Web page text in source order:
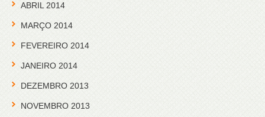
ABRIL 2014
MARÇO 2014
FEVEREIRO 2014
JANEIRO 2014
DEZEMBRO 2013
NOVEMBRO 2013